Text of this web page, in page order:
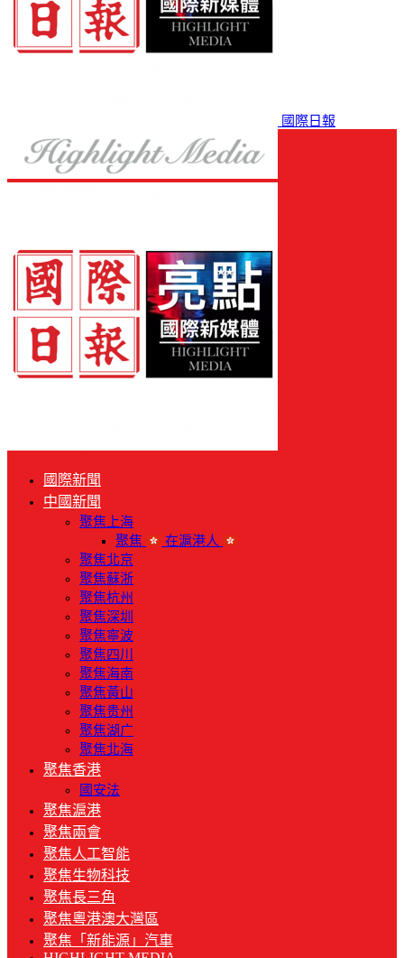
國際日報
國際新聞
中國新聞
聚焦上海
聚焦
在滬港人
聚焦北京
聚焦蘇浙
聚焦杭州
聚焦深圳
聚焦寧波
聚焦四川
聚焦海南
聚焦黃山
聚焦贵州
聚焦湖广
聚焦北海
聚焦香港
國安法
聚焦滬港
聚焦兩會
聚焦人工智能
聚焦生物科技
聚焦長三角
聚焦粵港澳大灣區
聚焦「新能源」汽車